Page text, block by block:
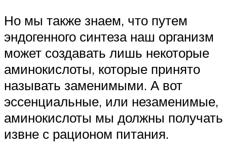
Но мы также знаем, что путем
эндогенного синтеза наш организм
может создавать лишь некоторые
аминокислоты, которые принято
называть заменимыми. А вот
эссенциальные, или незаменимые,
аминокислоты мы должны получать
извне с рационом питания.